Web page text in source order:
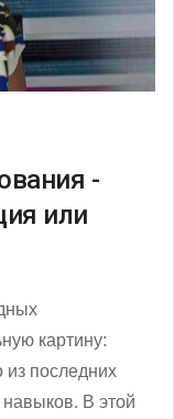
-
или
картину:
из последних
В этой